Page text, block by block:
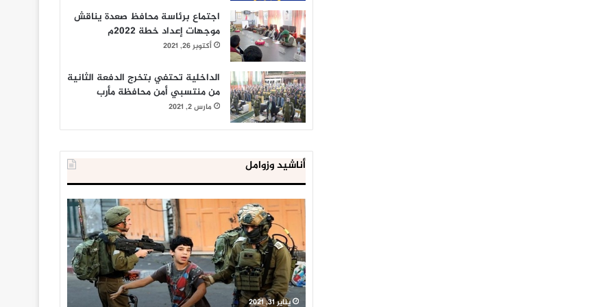
اجتماع برئاسة محافظ صعدة يناقش
موجهات إعداد خطة 2022م
أكتوبر 26, 2021
الداخلية تحتفي بتخرج الدفعة الثانية
من منتسبي أمن محافظة مأرب
مارس 2, 2021
أناشيد وزوامل
العدو
الإسرائيلي
اعتقل
543
طفلا
فلسطينيا
خلال
يناير 31, 2021
الداخلية
المصرية
تعلن
إحباط
‘مخطط
كبير’